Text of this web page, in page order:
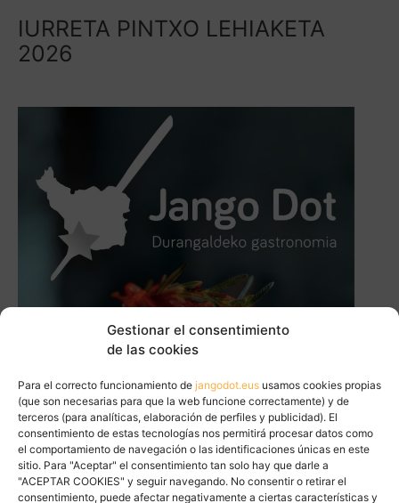
Gestionar el consentimiento
de las cookies
Para el correcto funcionamiento de jangodot.eus usamos cookies propias
(que son necesarias para que la web funcione correctamente) y de
terceros (para analíticas, elaboración de perfiles y publicidad). El
consentimiento de estas tecnologías nos permitirá procesar datos como
el comportamiento de navegación o las identificaciones únicas en este
sitio. Para "Aceptar" el consentimiento tan solo hay que darle a
"ACEPTAR COOKIES" y seguir navegando. No consentir o retirar el
consentimiento, puede afectar negativamente a ciertas características y
IURRETA PINTXO LEHIAKETA
2026